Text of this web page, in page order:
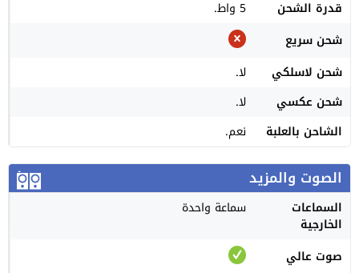
قدرة الشحن
5 واط.
شحن سريع
شحن لاسلكي
لا.
شحن عكسي
لا.
الشاحن بالعلبة
نعم.
الصوت والمزيد
السماعات
الخارجية
سماعة واحدة
صوت عالي